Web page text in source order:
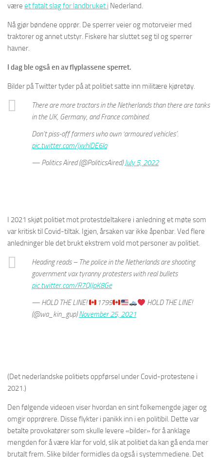
være et fatalt slag for landbruket i Nederland.
Nå gjør bøndene opprør. De sperrer veier og motorveier med
traktorer og annet utstyr. Fiskere har sluttet seg til og sperrer
havner.
I dag ble også en av flyplassene sperret.
Bilder på Twitter tyder på at politiet satte inn militære kjøretøy.
There are more tractors in the Netherlands than there are tanks
in the UK, Germany, and France combined.
Don’t piss-off farmers who own ‘armoured vehicles’.
pic.twitter.com/jxvhlDE6Ia
— Politics Aired (@PoliticsAired)July 5, 2022
I 2021 skjøt politiet mot protestdeltakere i anledning et møte som
var kritisk til Covid-tiltak. Igjen, årsaken var ikke åpenbar. Ved flere
anledninger ble det brukt ekstrem vold mot personer av politiet.
Heading reads – The police in the Netherlands are shooting
government vax tyranny protesters with real bullets
pic.twitter.com/R7QlJpK8Ge
— HOLD THE LINE!
1799
HOLD THE LINE!
(@wa_kin_gup)November 25, 2021
(Det nederlandske politiets oppførsel under Covid-protestene i
2021.)
Den følgende videoen viser hvordan en sint folkemengde jager og
omgir opprørere. Disse flykter i panikk inn i en politibil. Dette var
betalte provokatører som skulle levere «bilder» for å anklage
mengden for å være klar for vold, slik at politiet da kan gå enda mer
brutalt frem. Slike bilder formidles da også i systemmediene. Det